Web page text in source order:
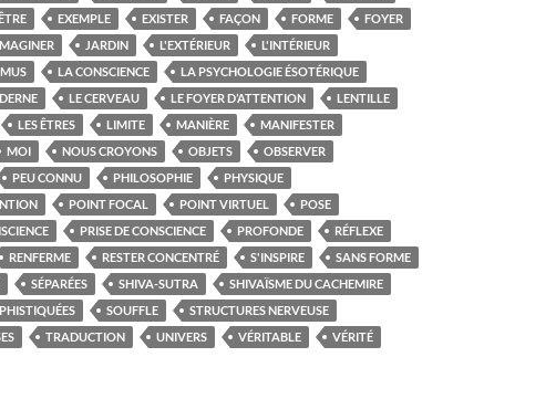
EXEMPLE EXISTER FAÇON FORME
FOYER
JARDIN L'EXTÉRIEUR
L'INTÉRIEUR
LA CONSCIENCE
LA PSYCHOLOGIE ÉSOTÉRIQUE
LE CERVEAU LE FOYER D’ATTENTION
LENTILLE
LES ÊTRES LIMITE MANIÈRE
MANIFESTER
MOI NOUS CROYONS OBJETS
OBSERVER
PEU CONNU PHILOSOPHIE
PHYSIQUE
POINT FOCAL POINT VIRTUEL
POSE
PRISE DE CONSCIENCE PROFONDE
RÉFLEXE
RENFERME RESTER CONCENTRÉ S'INSPIRE
SANS FORME
SÉPARÉES SHIVA-SUTRA
SHIVAÏSME DU CACHEMIRE
SOUFFLE
STRUCTURES NERVEUSE
TRADUCTION UNIVERS VÉRITABLE VÉRITÉ